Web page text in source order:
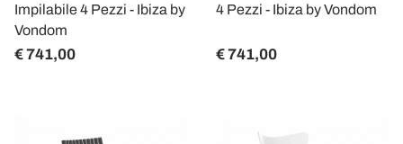
Impilabile 4 Pezzi - Ibiza by
Vondom
€ 741,00
4 Pezzi - Ibiza by Vondom
€ 741,00